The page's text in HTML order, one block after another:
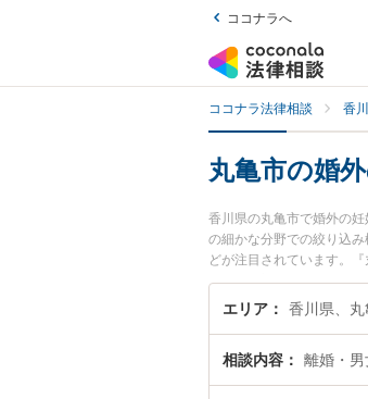
ココナラへ
ココナラ法律相談 香
丸亀市の婚
香川県の丸亀市で婚外の
の細かな分野での絞り込
どが注目されています。
たい』『初回相談無料で
エリア 香川県、丸
相談内容 離婚・